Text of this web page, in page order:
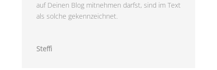
auf Deinen Blog mitnehmen darfst, sind im Text
als solche gekennzeichnet.
Steffi